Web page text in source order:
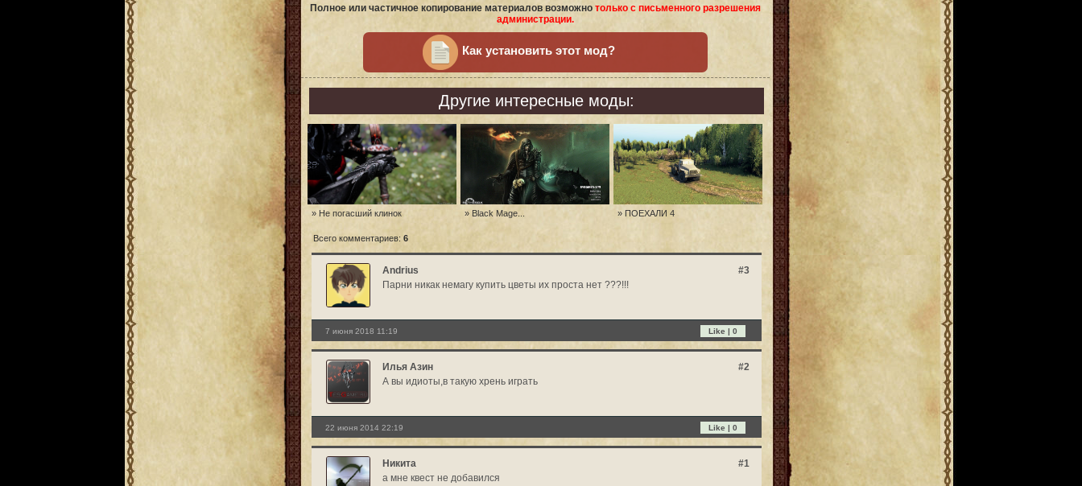
Полное или частичное копирование материалов возможно только с письменного разрешения
администрации.
Как установить этот мод?
Другие интересные моды:
» Не погасший клинок » Black Mage... » ПОЕХАЛИ 4
Всего комментариев: 6
Andrius
#3
Парни никак немагу купить цветы их проста нет ???!!!
7 июня 2018 11:19 Like | 0
Илья Азин
#2
А вы идиоты,в такую хрень играть
22 июня 2014 22:19 Like | 0
Никита
#1
а мне квест не добавился